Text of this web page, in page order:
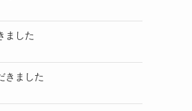
ました
きました